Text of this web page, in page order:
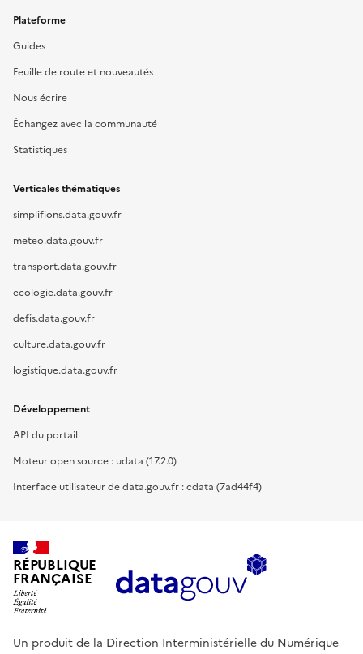
Plateforme
Guides
Feuille de route et nouveautés
Nous écrire
Échangez avec la communauté
Statistiques
Verticales thématiques
simplifions.data.gouv.fr
meteo.data.gouv.fr
transport.data.gouv.fr
ecologie.data.gouv.fr
defis.data.gouv.fr
culture.data.gouv.fr
logistique.data.gouv.fr
Développement
API du portail
Moteur open source : udata (17.2.0)
Interface utilisateur de data.gouv.fr : cdata (7ad44f4)
RÉPUBLIQUE
FRANÇAISE
Un produit de la Direction Interministérielle du Numérique